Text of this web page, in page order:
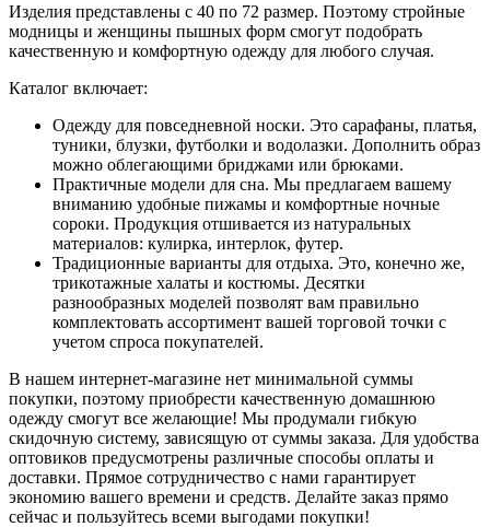
Изделия представлены с 40 по 72 размер. Поэтому стройные
модницы и женщины пышных форм смогут подобрать
качественную и комфортную одежду для любого случая.
Каталог включает:
Одежду для повседневной носки. Это сарафаны, платья,
туники, блузки, футболки и водолазки. Дополнить образ
можно облегающими бриджами или брюками.
Практичные модели для сна. Мы предлагаем вашему
вниманию удобные пижамы и комфортные ночные
сороки. Продукция отшивается из натуральных
материалов: кулирка, интерлок, футер.
Традиционные варианты для отдыха. Это, конечно же,
трикотажные халаты и костюмы. Десятки
разнообразных моделей позволят вам правильно
комплектовать ассортимент вашей торговой точки с
учетом спроса покупателей.
В нашем интернет-магазине нет минимальной суммы
покупки, поэтому приобрести качественную домашнюю
одежду смогут все желающие! Мы продумали гибкую
скидочную систему, зависящую от суммы заказа. Для удобства
оптовиков предусмотрены различные способы оплаты и
доставки. Прямое сотрудничество с нами гарантирует
экономию вашего времени и средств. Делайте заказ прямо
сейчас и пользуйтесь всеми выгодами покупки!